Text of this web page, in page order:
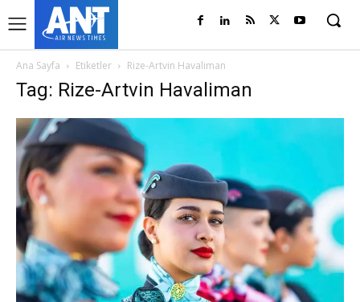
Ana Sayfa Etiketler Rize-Artvin Havaliman
Tag: Rize-Artvin Havaliman